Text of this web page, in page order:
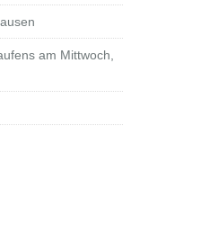
am Mittwoch,